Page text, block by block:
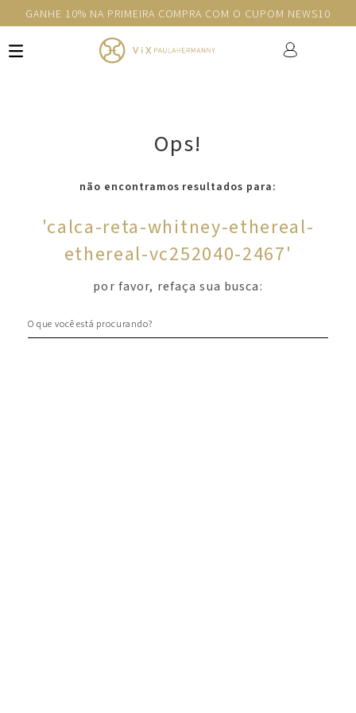
GANHE 10% NA PRIMEIRA COMPRA COM O CUPOM NEWS10
Ops!
não encontramos resultados para:
'calca-reta-whitney-ethereal-
ethereal-vc252040-2467'
por favor, refaça sua busca: